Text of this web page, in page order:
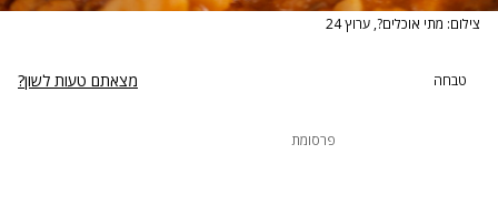
צילום: מתי אוכלים?, ערוץ 24
טבחה מצאתם טעות לשון?
פרסומת